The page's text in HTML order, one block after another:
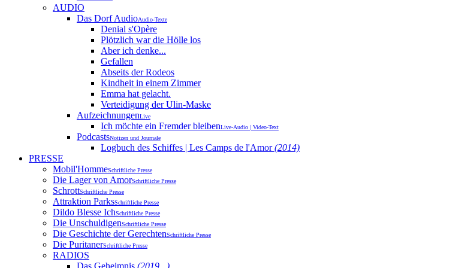
AUDIO
Das Dorf AudioAudio-Texte
Denial s'Opère
Plötzlich war die Hölle los
Aber ich denke...
Gefallen
Abseits der Rodeos
Kindheit in einem Zimmer
Emma hat gelacht.
Verteidigung der Ulin-Maske
AufzeichnungenLive
Ich möchte ein Fremder bleibenLive-Audio | Video-Text
PodcastsNotizen und Journale
Logbuch des Schiffes | Les Camps de l'Amor(2014)
PRESSE
Mobil'HommeSchriftliche Presse
Die Lager von AmorSchriftliche Presse
SchrottSchriftliche Presse
Attraktion ParksSchriftliche Presse
Dildo Blesse IchSchriftliche Presse
Die UnschuldigenSchriftliche Presse
Die Geschichte der GerechtenSchriftliche Presse
Die PuritanerSchriftliche Presse
RADIOS
Das Geheimnis (2019...)